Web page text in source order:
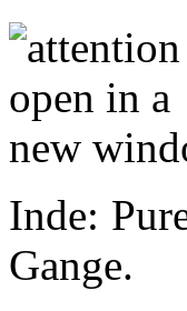
Inde:
Gange.